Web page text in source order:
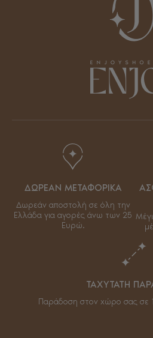
ΔΩΡΕΑΝ ΜΕΤΑΦΟΡΙΚΑ
Δωρεάν αποστολή σε όλη την
Ελλάδα για αγορές άνω των 25
Ευρώ.
ΤΑΧΥΤΑΤΗ
Παράδοση στον χώρο σας σε